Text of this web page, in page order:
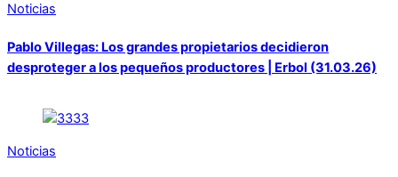
Noticias
Pablo Villegas: Los grandes propietarios decidieron
desproteger a los pequeños productores | Erbol (31.03.26)
Noticias